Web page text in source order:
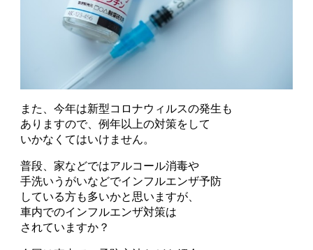
また、今年は新型コロナウィルスの発生も
ありますので、例年以上の対策をして
いかなくてはいけません。
普段、家などではアルコール消毒や
手洗いうがいなどでインフルエンザ予防
している方も多いかと思いますが、
車内でのインフルエンザ対策は
されていますか？